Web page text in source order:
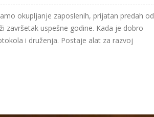
okupljanje zaposlenih, prijatan predah od
završetak uspešne godine. Kada je dobro
i druženja. Postaje alat za razvoj